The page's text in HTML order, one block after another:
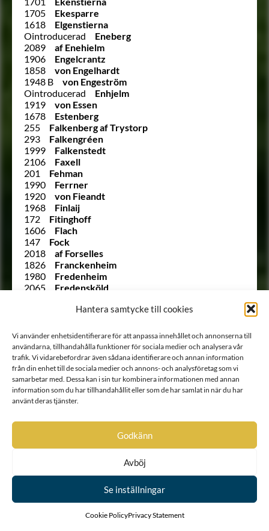
Hantera samtycke till cookies
Vi använder enhetsidentifierare för att anpassa innehållet och annonserna till
användarna, tillhandahålla funktioner för sociala medier och analysera vår
trafik. Vi vidarebefordrar även sådana identifierare och annan information
från din enhet till de sociala medier och annons- och analysföretag som vi
samarbetar med. Dessa kan i sin tur kombinera informationen med annan
information som du har tillhandahållit eller som de har samlat in när du har
använt deras tjänster.
Godkänn
Avböj
Se inställningar
Cookie PolicyPrivacy Statement
1705
Ekesparre
1618
Elgenstierna
Ointroducerad
Eneberg
2089
af Enehielm
1906
Engelcrantz
1858
von Engelhardt
1948 B
von Engeström
Ointroducerad
Enhjelm
1919
von Essen
1678
Estenberg
255
Falkenberg af Trystorp
293
Falkengréen
1999
Falkenstedt
2106
Faxell
201
Fehman
1990
Ferrner
1920
von Fieandt
1968
Finlaij
172
Fitinghoff
1606
Flach
147
Fock
2018
af Forselles
1826
Franckenheim
1980
Fredenheim
2065
Fredensköld
Freijtag
1597
Friedenreich
197
Frisenheim
169
Fuchs
Ointroducerad
Funck
189
Funck
2051
Furuhjelm
Ointroducerad
1717
Fägerstråle
1710
von Gedda
Ointroducerad
Giertta
Ointroducerad
Giös